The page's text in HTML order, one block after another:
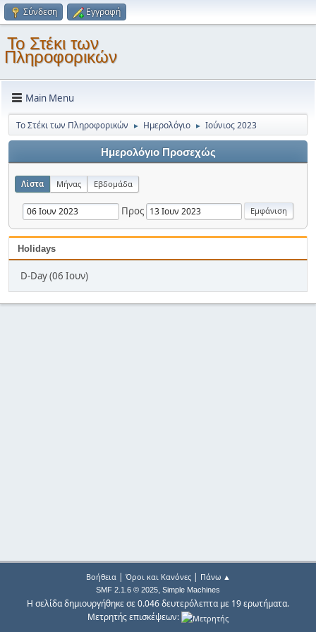
Σύνδεση Εγγραφή
Το Στέκι των
Πληροφορικών
Main Menu
Το Στέκι των Πληροφορικών ► Ημερολόγιο ► Ιούνιος 2023
Ημερολόγιο Προσεχώς
Λίστα Μήνας Εβδομάδα
Προς
Holidays
D-Day (06 Ιουν)
Βοήθεια| Όροι και Κανόνες| Πάνω ▲
SMF 2.1.6 © 2025, Simple Machines
Η σελίδα δημιουργήθηκε σε 0.046 δευτερόλεπτα με 19 ερωτήματα.
Μετρητής επισκέψεων: